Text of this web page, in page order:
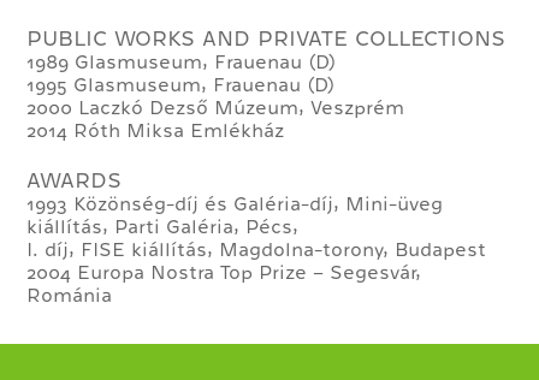
PUBLIC WORKS AND PRIVATE COLLECTIONS
1989 Glasmuseum, Frauenau (D)
1995 Glasmuseum, Frauenau (D)
2000 Laczkó Dezső Múzeum, Veszprém
2014 Róth Miksa Emlékház
AWARDS
1993 Közönség-díj és Galéria-díj, Mini-üveg
kiállítás, Parti Galéria, Pécs,
I. díj, FISE kiállítás, Magdolna-torony, Budapest
2004 Europa Nostra Top Prize – Segesvár,
Románia